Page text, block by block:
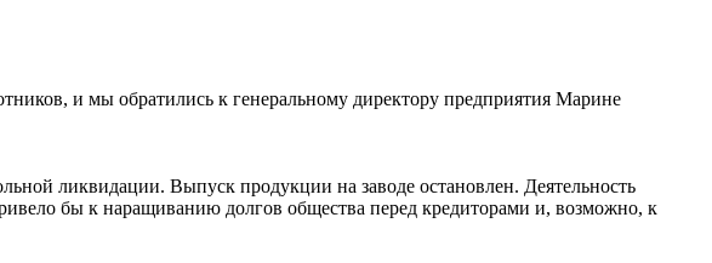
и мы обратились к генеральному директору предприятия Марине
ликвидации. Выпуск продукции на заводе остановлен. Деятельность
бы к наращиванию долгов общества перед кредиторами и, возможно, к